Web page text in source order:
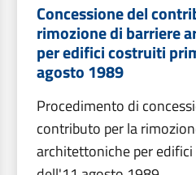
Concessione del
rimozione di barriere
per edifici costruiti
agosto 1989
Procedimento di
contributo per la
architettoniche per